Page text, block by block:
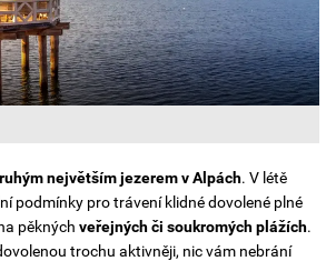
největším jezerem v Alpách. V létě
podmínky pro trávení klidné dovolené plné
pěkných veřejných či soukromých plážích.
trochu aktivněji, nic vám nebrání